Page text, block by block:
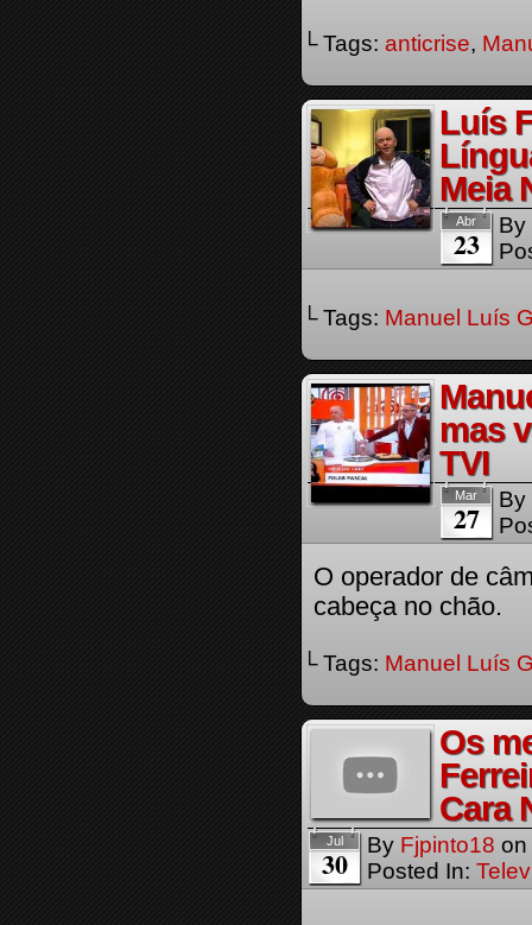
└ Tags: anticrise,
Luís
Meia
Abr
23
By
└ Tags: Manuel Luís
mas
TVI
Mar
27
By
O operador de
cabeça no chão.
└ Tags: Manuel Luís
Os
Cara
Jul
30 By Fjpinto18 on
Posted In: